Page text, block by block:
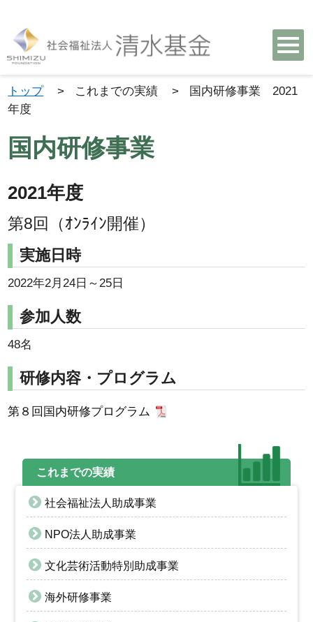
トップ > これまでの実績 >
国内研修事業 2021
年度
国内研修事業
2021年度
第8回（ｵﾝﾗｲﾝ開催）
実施日時
2022年2月24日～25日
参加人数
48名
研修内容・プログラム
第８回国内研修プログラム
これまでの実績
社会福祉法人助成事業
NPO法人助成事業
文化芸術活動特別助成事業
海外研修事業